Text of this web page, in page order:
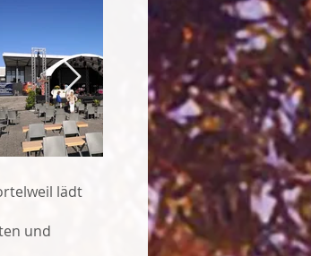
lädt
und